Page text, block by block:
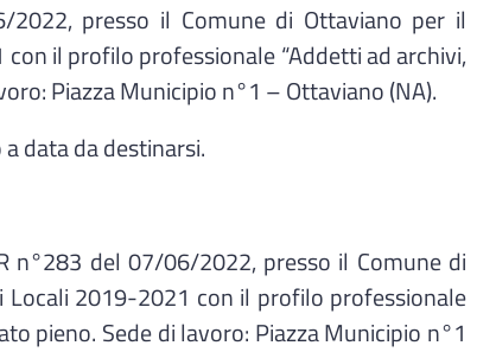
presso il Comune di Ottaviano per il
con il profilo professionale “Addetti ad archivi,
Piazza Municipio n°1 – Ottaviano (NA).
data da destinarsi.
n°283 del 07/06/2022, presso il Comune di
Locali 2019-2021 con il profilo professionale
pieno. Sede di lavoro: Piazza Municipio n°1